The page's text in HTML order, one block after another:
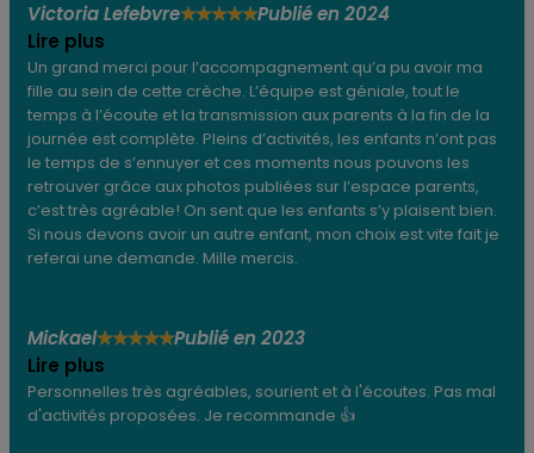
Victoria Lefebvre★★★★★Publié en 2024
Lire plus
Un grand merci pour l’accompagnement qu’a pu avoir ma
fille au sein de cette crèche. L’équipe est géniale, tout le
temps à l’écoute et la transmission aux parents à la fin de la
journée est complète. Pleins d’activités, les enfants n’ont pas
le temps de s’ennuyer et ces moments nous pouvons les
retrouver grâce aux photos publiées sur l’espace parents,
c’est très agréable! On sent que les enfants s’y plaisent bien.
Si nous devons avoir un autre enfant, mon choix est vite fait je
referai une demande. Mille mercis.
Mickael★★★★★Publié en 2023
Lire plus
Personnelles très agréables, sourient et à l'écoutes. Pas mal
d'activités proposées. Je recommande 👍